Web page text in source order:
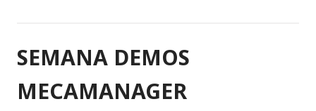
e
dI
n
e
b
o
te
r
ts
A
p
l p
e
SEMANA DEMOS
MECAMANAGER